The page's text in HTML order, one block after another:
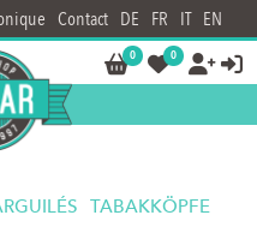
Contact DE FR IT EN
0 0  
TABAKKÖPFE